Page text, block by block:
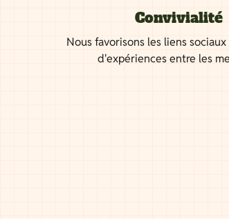
Convivialité
Nous favorisons les liens
d'expériences entre les